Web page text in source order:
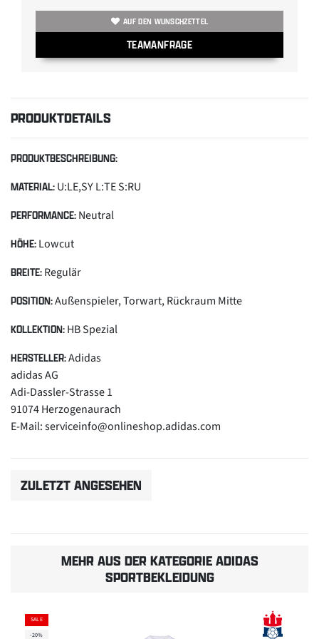
AUF DEN WUNSCHZETTEL
TEAMANFRAGE
PRODUKTDETAILS
PRODUKTBESCHREIBUNG:
MATERIAL: U:LE,SY L:TE S:RU
PERFORMANCE: Neutral
HÖHE: Lowcut
BREITE: Regulär
POSITION:Außenspieler, Torwart, Rückraum Mitte
KOLLEKTION: HB Spezial
HERSTELLER:Adidas
adidas AG
Adi-Dassler-Strasse 1
91074 Herzogenaurach
E-Mail: serviceinfo@onlineshop.adidas.com
ZULETZT ANGESEHEN
MEHR AUS DER KATEGORIE ADIDAS
SPORTBEKLEIDUNG
SALE
-20%